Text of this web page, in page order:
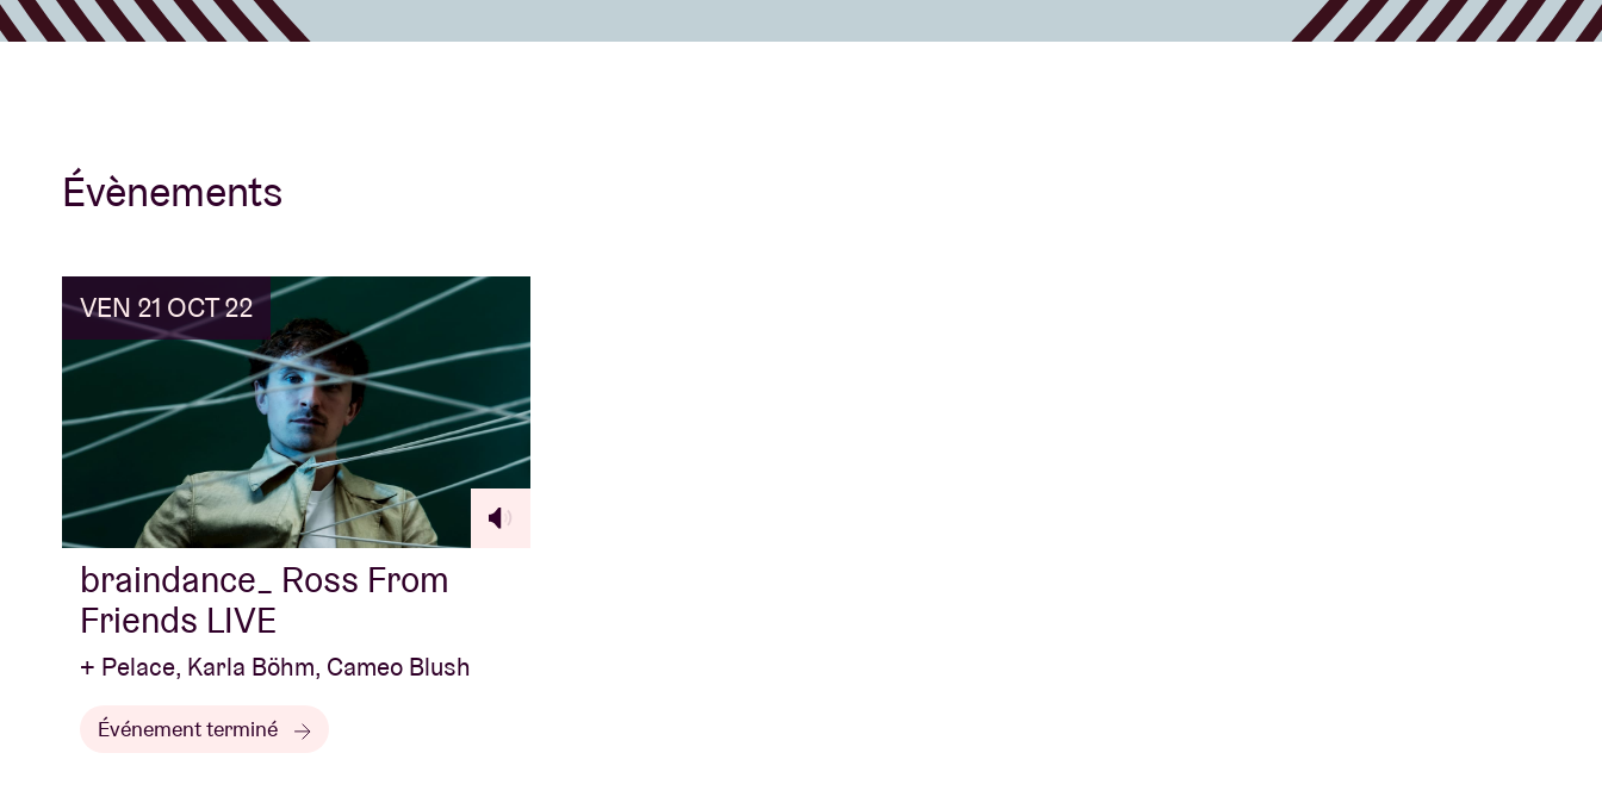
Évènements
VEN 21 OCT 22
braindance_ Ross From
Friends LIVE
+ Pelace, Karla Böhm, Cameo Blush
Événement terminé